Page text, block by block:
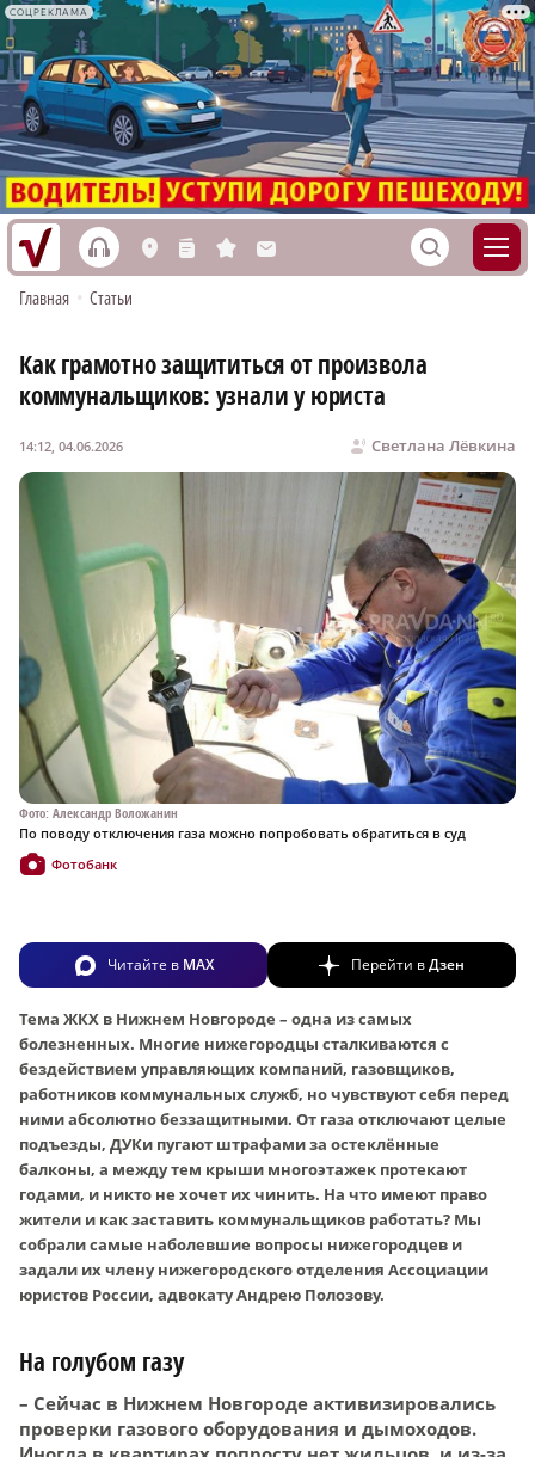
СОЦРЕКЛАМА
h L n s M S
Главная • Статьи
Как грамотно защититься от произвола
коммунальщиков: узнали у юриста
Светлана Лёвкина
14:12, 04.06.2026
Фото: Александр Воложанин
По поводу отключения газа можно попробовать обратиться в суд
Фотобанк
Читайте в MAX Перейти вДзен
Тема ЖКХ в Нижнем Новгороде – одна из самых
болезненных. Многие нижегородцы сталкиваются с
бездействием управляющих компаний, газовщиков,
работников коммунальных служб, но чувствуют себя перед
ними абсолютно беззащитными. От газа отключают целые
подъезды, ДУКи пугают штрафами за остеклённые
балконы, а между тем крыши многоэтажек протекают
годами, и никто не хочет их чинить. На что имеют право
жители и как заставить коммунальщиков работать? Мы
собрали самые наболевшие вопросы нижегородцев и
задали их члену нижегородского отделения Ассоциации
юристов России, адвокату Андрею Полозову.
На голубом газу
– Сейчас в Нижнем Новгороде активизировались
проверки газового оборудования и дымоходов.